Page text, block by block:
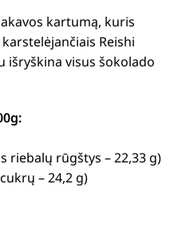
kartumą, kuris
Reishi
išryškina visus šokolado
riebalų rūgštys – 22,33 g)
– 24,2 g)